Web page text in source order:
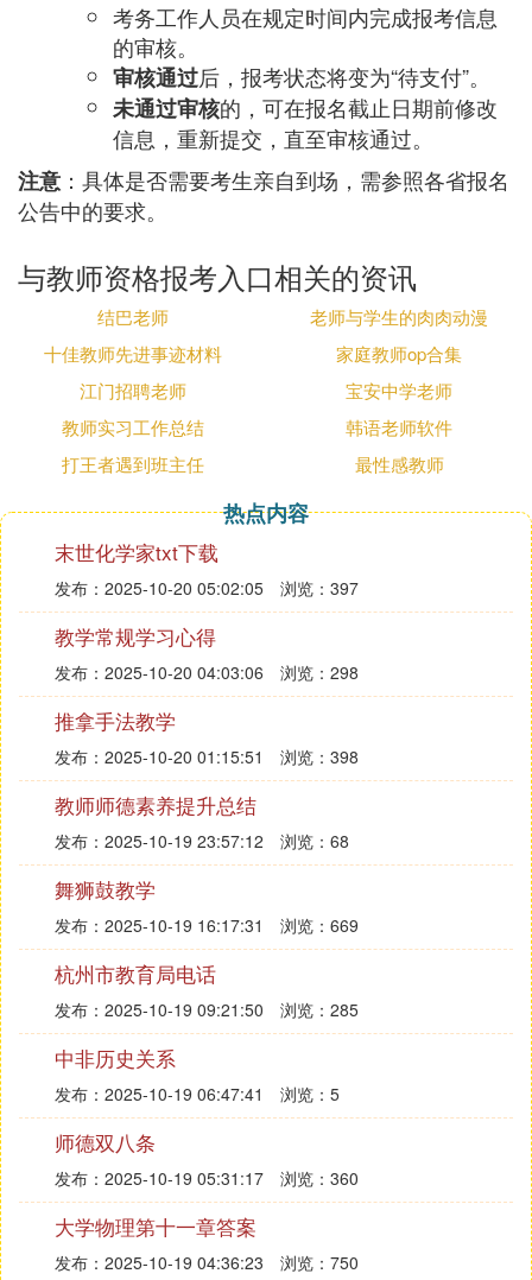
考务工作人员在规定时间内完成报考信息
的审核。
审核通过后，报考状态将变为“待支付”。
未通过审核的，可在报名截止日期前修改
信息，重新提交，直至审核通过。
注意 ：具体是否需要考生亲自到场，需参照各省报名
公告中的要求。
与教师资格报考入口相关的资讯
结巴老师
老师与学生的肉肉动漫
十佳教师先进事迹材料
家庭教师op合集
江门招聘老师
宝安中学老师
教师实习工作总结
韩语老师软件
打王者遇到班主任
最性感教师
热点内容
末世化学家txt下载
发布：2025-10-20 05:02:05 浏览：397
教学常规学习心得
发布：2025-10-20 04:03:06 浏览：298
推拿手法教学
发布：2025-10-20 01:15:51 浏览：398
教师师德素养提升总结
发布：2025-10-19 23:57:12 浏览：68
舞狮鼓教学
发布：2025-10-19 16:17:31 浏览：669
杭州市教育局电话
发布：2025-10-19 09:21:50 浏览：285
中非历史关系
发布：2025-10-19 06:47:41 浏览：5
师德双八条
发布：2025-10-19 05:31:17 浏览：360
大学物理第十一章答案
发布：2025-10-19 04:36:23 浏览：750